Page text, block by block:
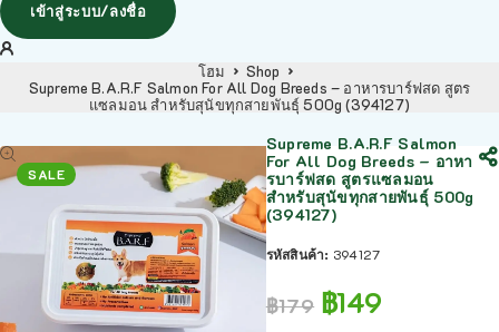
เข้าสู่ระบบ/ลงชื่อ
โฮม
Shop
Supreme B.A.R.F Salmon For All Dog Breeds – อาหารบาร์ฟสด สูตร
แซลมอน สำหรับสุนัขทุกสายพันธุ์ 500g (394127)
SALE
Supreme B.A.R.F Salmon
For All Dog Breeds – อาหา
รบาร์ฟสด สูตรแซลมอน
สำหรับสุนัขทุกสายพันธุ์ 500g
(394127)
รหัสสินค้า: 394127
฿179 ฿149